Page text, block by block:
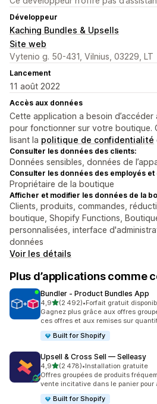
Développeur
Kaching Bundles & Upsells
Site web
Vytenio g. 50-431, Vilnius, 03229, LT
Lancement
11 août 2022
Accès aux données
Cette application a besoin d’accéder
pour fonctionner sur votre boutique.
lisant la politique de confidentialité
Consulter les données des clients:
Données sensibles, données de
Consulter les données des employés
Propriétaire de la boutique
Afficher et modifier les données de la
Clients, produits, commandes,
boutique, Shopify Functions,
personnalisées, interface
données
Voir les détails
Plus d’applications comme
Bundler ‑ Product Bundles App
4,9étoile(s) sur 5
(2 492)
2492 avis au total
•Forfait gratuit
Gagnez plus grâce aux offres
ces offres et aux remises sur
Built for Shopify
Upsell & Cross Sell — Selleasy
4,9étoile(s) sur 5
(2 478)
2478 avis au total
•Installation gratuite
Offres groupées de produits
vente incitative dans le panier pour
Built for Shopify